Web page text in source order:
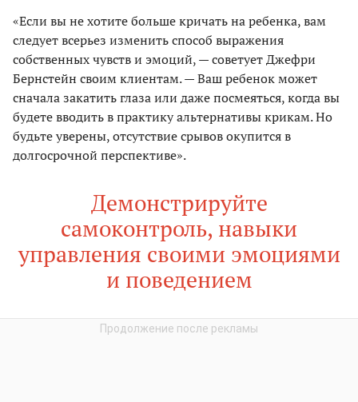
«Если вы не хотите больше кричать на ребенка, вам
следует всерьез изменить способ выражения
собственных чувств и эмоций, — советует Джефри
Бернстейн своим клиентам. — Ваш ребенок может
сначала закатить глаза или даже посмеяться, когда вы
будете вводить в практику альтернативы крикам. Но
будьте уверены, отсутствие срывов окупится в
долгосрочной перспективе».
Демонстрируйте
самоконтроль, навыки
управления своими эмоциями
и поведением